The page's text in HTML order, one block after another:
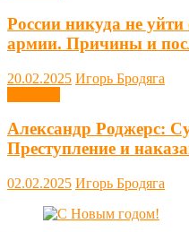
России никуда не
армии. Причины и
20.02.2025 Игорь Бродяга
Александр Роджерс:
Преступление и
02.02.2025 Игорь Бродяга